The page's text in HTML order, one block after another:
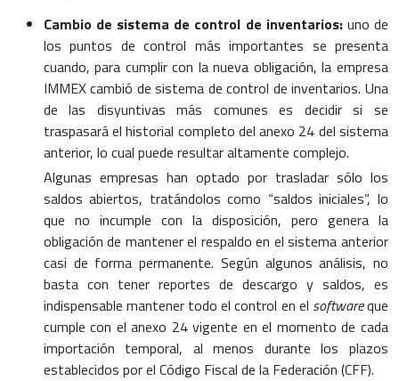
Cambio de sistema de control de inventarios: uno de
los puntos de control más importantes se presenta
cuando, para cumplir con la nueva obligación, la empresa
IMMEX cambió de sistema de control de inventarios. Una
de las disyuntivas más comunes es decidir si se
traspasará el historial completo del anexo 24 del sistema
anterior, lo cual puede resultar altamente complejo.
Algunas empresas han optado por trasladar sólo los
saldos abiertos, tratándolos como “saldos iniciales”, lo
que no incumple con la disposición, pero genera la
obligación de mantener el respaldo en el sistema anterior
casi de forma permanente. Según algunos análisis, no
basta con tener reportes de descargo y saldos, es
indispensable mantener todo el control en el softwareque
cumple con el anexo 24 vigente en el momento de cada
importación temporal, al menos durante los plazos
establecidos por el Código Fiscal de la Federación (CFF).